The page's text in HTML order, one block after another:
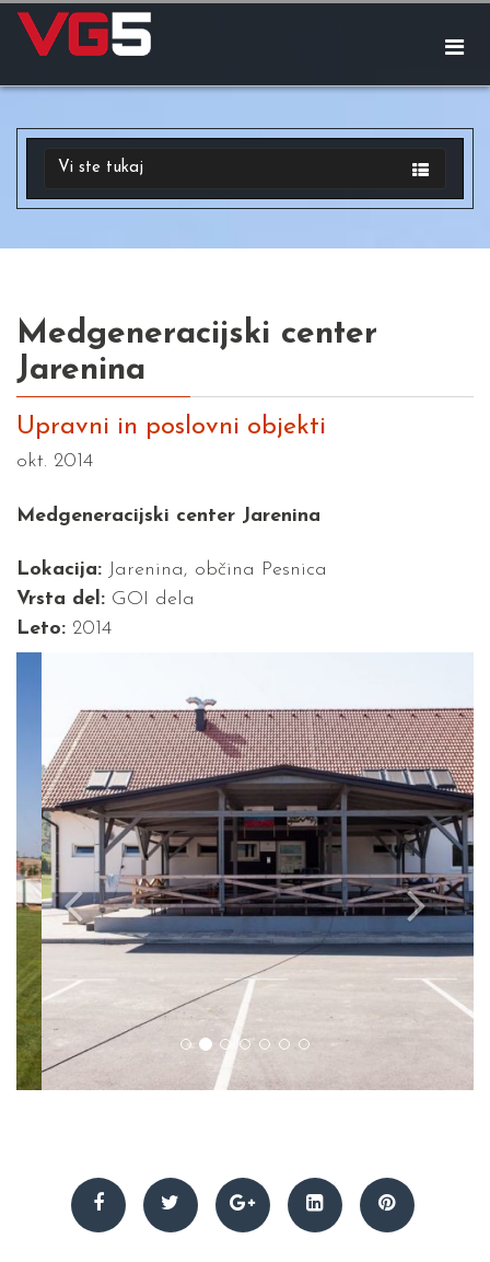
Vi ste tukaj
Medgeneracijski center
Jarenina
Upravni in poslovni objekti
okt. 2014
Medgeneracijski center Jarenina
Lokacija: Jarenina, občina Pesnica
Vrsta del: GOI dela
Leto: 2014